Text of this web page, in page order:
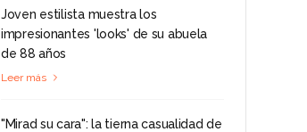
Joven estilista muestra los
impresionantes 'looks' de su abuela
de 88 años
Leer más
"Mirad su cara": la tierna casualidad de